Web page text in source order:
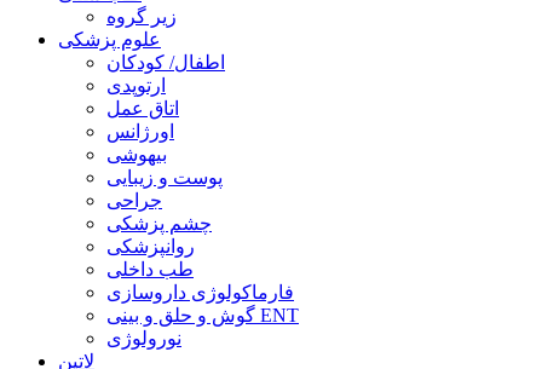
زیر گروه
علوم پزشکی
اطفال/ کودکان
ارتوپدی
اتاق عمل
اورژانس
بیهوشی
پوست و زیبایی
جراحی
چشم پزشکی
روانپزشکی
طب داخلی
فارماکولوژی داروسازی
گوش و حلق و بینی ENT
نورولوژی
لاتین